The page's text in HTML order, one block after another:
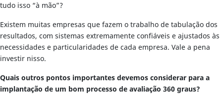
tudo isso “à mão”?
Existem muitas empresas que fazem o trabalho de tabulação dos
resultados, com sistemas extremamente confiáveis e ajustados às
necessidades e particularidades de cada empresa. Vale a pena
investir nisso.
Quais outros pontos importantes devemos considerar para a
implantação de um bom processo de avaliação 360 graus?